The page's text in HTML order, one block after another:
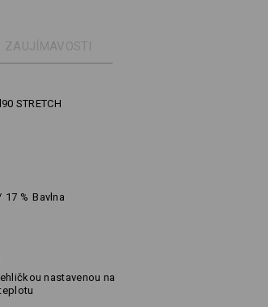
ZAUJÍMAVOSTI
STRETCH
17 % Bavlna
nastavenou na